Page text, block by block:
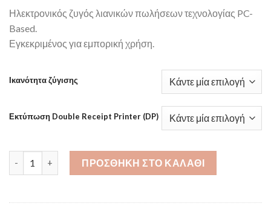
Ηλεκτρονικός ζυγός λιανικών πωλήσεων τεχνολογίας PC-
Based.
Εγκεκριμένος για εμπορική χρήση.
Ικανότητα ζύγισης
Εκτύπωση Double Receipt Printer (DP)
Ζυγός Λιανικής Πώλησης DIGI SM-6000EV PLUS ποσότητα
ΠΡΟΣΘΉΚΗ ΣΤΟ ΚΑΛΆΘΙ